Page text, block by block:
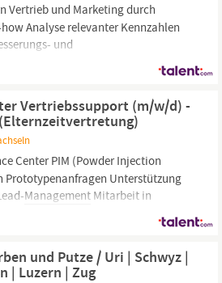
Vertrieb und Marketing durch
Analyse relevanter Kennzahlen
und
in bereichsübergreifenden
und Produktentwicklung Ihr
im Bereich...
Vertriebssupport (m/w/d) -
Center PIM (Powder Injection
Unterstützung
Management Mitarbeit in
Ihr Profil Abgeschlossene
Weiterbildung (z. B.
abgeschlossenes Studium im
und Putze / Uri | Schwyz |
| Luzern | Zug